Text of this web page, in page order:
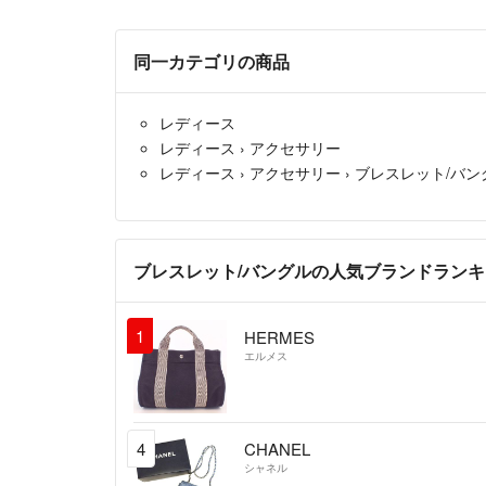
同一カテゴリの商品
レディース
レディース › アクセサリー
レディース › アクセサリー › ブレスレット/バン
ブレスレット/バングルの人気ブランドラン
1 HERMES
エルメス
4 CHANEL
シャネル